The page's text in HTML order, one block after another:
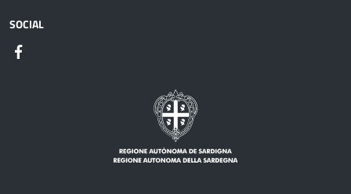
SOCIAL